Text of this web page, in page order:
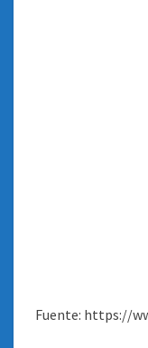
Fuente: https://